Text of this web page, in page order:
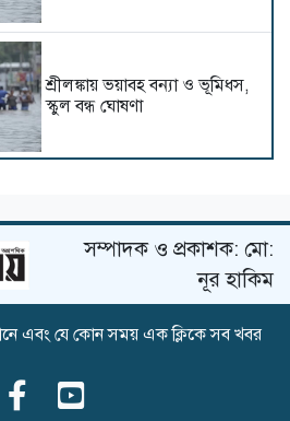
শ্রীলঙ্কায় ভয়াবহ বন্যা ও ভূমিধস,
স্কুল বন্ধ ঘোষণা
থেকে অস্ত্রধারী গ্রেপ্তার
দিল্লিতে হাসিনার গণমাধ্যমে ভাষণ
সম্পাদক ও প্রকাশক: মো:
নূর হাকিম
এবং যে কোন সময় এক ক্লিকে সব খবর